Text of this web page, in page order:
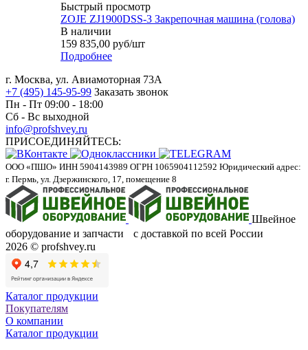
Быстрый просмотр
ZOJE ZJ1900DSS-3 Закрепочная машина (голова)
В наличии
159 835,00 руб/шт
Подробнее
г. Москва, ул. Авиамоторная 73А
+7 (495) 145-95-99 Заказать звонок
Пн - Пт 09:00 - 18:00
Сб - Вс выходной
info@profshvey.ru
ПРИСОЕДИНЯЙТЕСЬ:
ООО «ПШО» ИНН 5904143989 ОГРН 1065904112592 Юридический адрес:
г. Пермь, ул. Дзержинского, 17, помещение 8
Швейное
оборудование и запчасти с доставкой по всей России
2026 © profshvey.ru
Каталог продукции
Покупателям
О компании
Каталог продукции